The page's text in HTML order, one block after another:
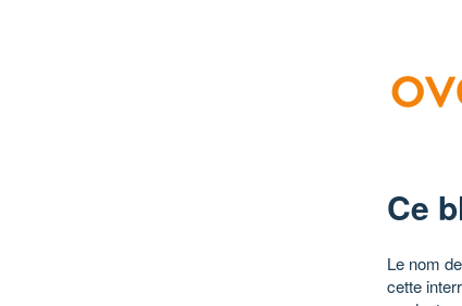
Ce
Le nom
cette